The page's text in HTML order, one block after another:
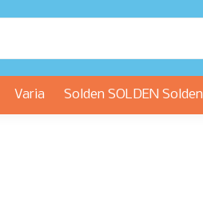
Varia Solden SOLDEN Solden